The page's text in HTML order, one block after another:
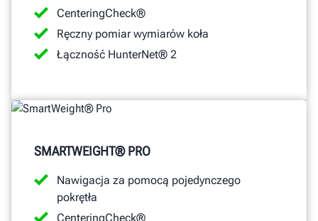
CenteringCheck®
Ręczny pomiar wymiarów koła
Łączność HunterNet® 2
SMARTWEIGHT® PRO
Nawigacja za pomocą pojedynczego
pokrętła
CenteringCheck®